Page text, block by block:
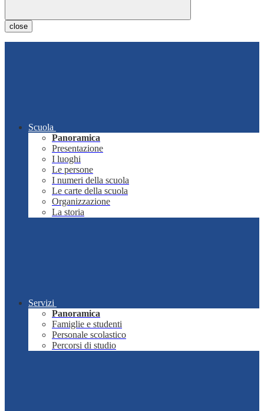
close
Scuola
Panoramica
Presentazione
I luoghi
Le persone
I numeri della scuola
Le carte della scuola
Organizzazione
La storia
Servizi
Panoramica
Famiglie e studenti
Personale scolastico
Percorsi di studio